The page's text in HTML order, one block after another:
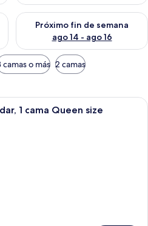
este fin de semana ago 7 -
Próximo fin de semana
ago 14 - ago 16
Consulta la disponibilidad
camas o más 2 camas
Un dormitorio con cama, escritorio,
1 cama Queen size